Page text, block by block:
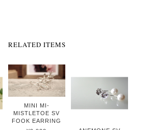
RELATED ITEMS
MINI MI-
MISTLETOE SV
FOOK EARRING